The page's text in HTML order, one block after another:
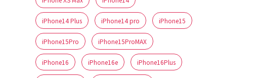
iPhone14 Plus iPhone14 pro iPhone15
iPhone15Pro iPhone15ProMAX
iPhone16 iPhone16e iPhone16Plus